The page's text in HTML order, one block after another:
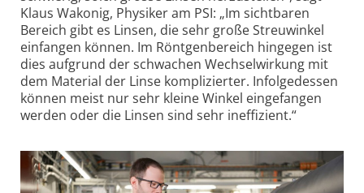
Klaus Wakonig, Physiker am PSI: „Im sichtbaren
Bereich gibt es Linsen, die sehr große Streuwinkel
einfangen können. Im Röntgenbereich hingegen ist
dies aufgrund der schwachen Wechselwirkung mit
dem Material der Linse komplizierter. Infolgedessen
können meist nur sehr kleine Winkel eingefangen
werden oder die Linsen sind sehr ineffizient.“